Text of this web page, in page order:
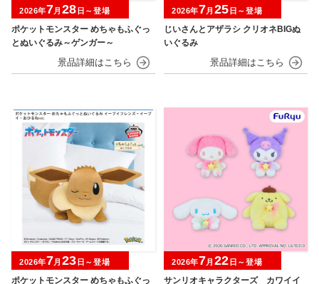
ポケットモンスター めちゃもふぐっ
とぬいぐるみ～ゲンガー～
2026年7月 28 日～登場
じいさんとアザラシ クリオネBIGぬ
いぐるみ
2026年7月 25 日～登場
ポケットモンスター めちゃもふぐっ
2026年7月 23 日～登場
サンリオキャラクターズ カワイイ
2026年7月 22 日～登場